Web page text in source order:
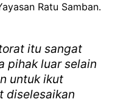
Ratu Samban.
itu sangat
pihak luar selain
untuk ikut
diselesaikan